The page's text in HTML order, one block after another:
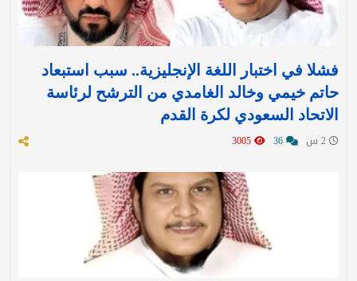
فشلا في اختبار اللغة الإنجليزية.. سبب استبعاد
حاتم خيمي وخالد الغامدي من الترشح لرئاسة
الاتحاد السعودي لكرة القدم